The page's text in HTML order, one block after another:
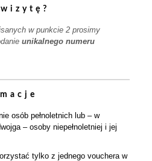
w punkcie 2 prosimy
unikalnego numeru
osób pełnoletnich lub – w
– osoby niepełnoletniej i jej
tylko z jednego vouchera w